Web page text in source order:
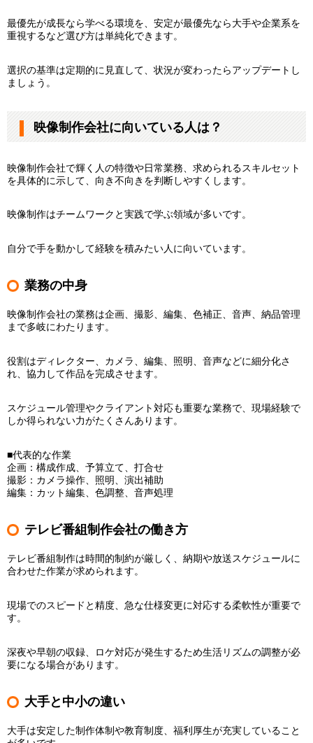
最優先が成長なら学べる環境を、安定が最優先なら大手や企業系を
重視するなど選び方は単純化できます。
選択の基準は定期的に見直して、状況が変わったらアップデートし
ましょう。
映像制作会社に向いている人は？
映像制作会社で輝く人の特徴や日常業務、求められるスキルセット
を具体的に示して、向き不向きを判断しやすくします。
映像制作はチームワークと実践で学ぶ領域が多いです。
自分で手を動かして経験を積みたい人に向いています。
業務の中身
映像制作会社の業務は企画、撮影、編集、色補正、音声、納品管理
まで多岐にわたります。
役割はディレクター、カメラ、編集、照明、音声などに細分化さ
れ、協力して作品を完成させます。
スケジュール管理やクライアント対応も重要な業務で、現場経験で
しか得られない力がたくさんあります。
■代表的な作業
企画：構成作成、予算立て、打合せ
撮影：カメラ操作、照明、演出補助
編集：カット編集、色調整、音声処理
テレビ番組制作会社の働き方
テレビ番組制作は時間的制約が厳しく、納期や放送スケジュールに
合わせた作業が求められます。
現場でのスピードと精度、急な仕様変更に対応する柔軟性が重要で
す。
深夜や早朝の収録、ロケ対応が発生するため生活リズムの調整が必
要になる場合があります。
大手と中小の違い
大手は安定した制作体制や教育制度、福利厚生が充実していること